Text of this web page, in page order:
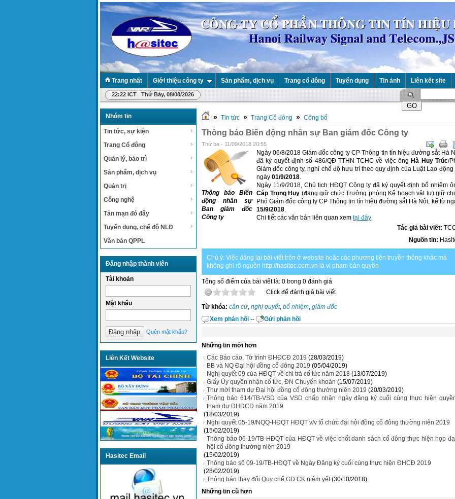
Trang nhất Giới thiệu công ty Sản phẩm, dịch vụ Trang cổ đông Tuyển dụng Tin ảnh Liên kết site
22:22 ICT Thứ Bảy, 08/08/2026
Nhóm tin
Tin tức, sự kiện
Trang Cổ đông
Quản lý, bảo trì
Sản phẩm, dịch vụ
Quản trị
Công nghệ
Tản mạn đó đây
Tuyển dụng, chế độ NLĐ
Văn bản QPPL
Đăng nhập thành viên
Tài khoản
Mật khẩu
Quên mật khẩu?
Liên Kết Website
Hasitec Email
» Tin tức » Trang Cổ đông » Công bố
Thông báo Biến động nhân sự Ban giám đốc Công ty
Thứ ba - 11/09/2018 20:55
Thông báo Biến
động nhân sự
Ban giám đốc
Công ty
Ngày 06/8/2018 Giám đốc công ty CP Thông tin tín hiệu đường sắt Hà
đã ký quyết định số 486/QĐ-TTHN-TCHC về việc ông Hà Huy Trúc/
Giám đốc công ty, nghỉ chế độ hưu trí theo quy định của Luật Lao động
ngày 01/9/2018.
Ngày 11/9/2018, Chủ tịch HĐQT Công ty đã ký quyết định bổ nhiệm
Cáp Trọng Huy (đang giữ chức Trưởng phòng Kế hoạch vật tư) giữ
Phó Giám đốc công ty CP Thông tin tín hiệu đường sắt Hà Nội, kể từ
15/9/2018.
Chi tiết các văn bản liên quan xem tại đây
Tác giả bài viết:
Nguồn tin:
Chú ý: Việc đăng lại bài viết trên ở website hoặc các phương tiện truyền thông khác mà
không ghi rõ nguồn http://hasitec.com.vn là vi phạm bản quyền
Tổng số điểm của bài viết là: 0 trong 0 đánh giá
Click để đánh giá bài viết
Từ khóa: căn cứ, nghị quyết, bổ nhiệm, giám đốc
Xem phản hồi -- Gửi phản hồi
Những tin mới hơn
Các Báo cáo, Tờ trình ĐHĐCĐ 2019 (28/03/2019)
BB và NQ Đại hội đồng cổ đông 2019 (05/04/2019)
Nghị quyết 09 của HĐQT về chi trả cổ tức năm 2018 (13/07/2019)
Giấy Ủy quyền nhận cổ tức, ĐN Chuyển khoản (15/07/2019)
Thư mời tham dự Đại hội đồng cổ đông thường niên 2019 (20/03/2019)
Thông báo 614/TB-VSD của VSD chấp nhận ngày đăng ký cuối cùng thực hiện
tham dự ĐHĐCĐ năm 2019
(18/03/2019)
Nghị quyết 05-19/NQQ-HĐQT HĐQT v/v tổ chức đại hội đồng cổ đông thường niên 2019
(15/02/2019)
Thông báo 06-19/TB-HĐQT của HĐQT về việc chốt danh sách cổ đông thực hiện họp
hội cổ đông thường niên 2019
(15/02/2019)
Thông báo số 09-19/TB-HĐQT về Ngày Đăng ký cuối cùng thực hiện ĐHCĐ 2019
(28/02/2019)
Thông báo thay đổi Quy chế GD CK niêm yết (30/10/2018)
Những tin cũ hơn